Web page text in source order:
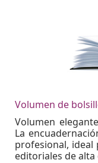
Volumen de
Volumen
La
profesional, ideal
editoriales de alta